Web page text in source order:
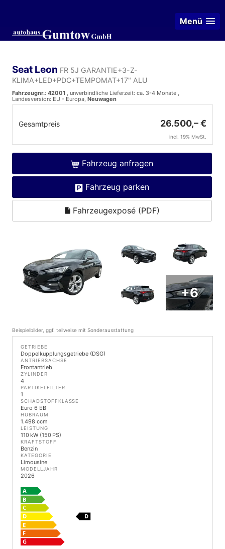
Menü
Seat Leon FR 5J GARANTIE+3-Z-
KLIMA+LED+PDC+TEMPOMAT+17" ALU
Fahrzeugnr.: 42001 , unverbindliche Lieferzeit: ca. 3-4 Monate ,
Landesversion: EU - Europa, Neuwagen
Gesamtpreis 26.500,– €
incl. 19% MwSt.
Fahrzeug anfragen
Fahrzeug parken
Fahrzeugexposé (PDF)
+6
Beispielbilder, ggf. teilweise mit Sonderausstattung
GETRIEBE
Doppelkupplungsgetriebe (DSG)
ANTRIEBSACHSE
Frontantrieb
ZYLINDER
4
PARTIKELFILTER
1
SCHADSTOFFKLASSE
Euro 6 EB
HUBRAUM
1.498 ccm
LEISTUNG
110 kW (150 PS)
KRAFTSTOFF
Benzin
KATEGORIE
Limousine
MODELLJAHR
2026